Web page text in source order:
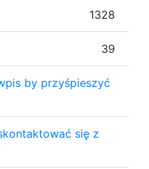
1328
39
by przyśpieszyć
się z